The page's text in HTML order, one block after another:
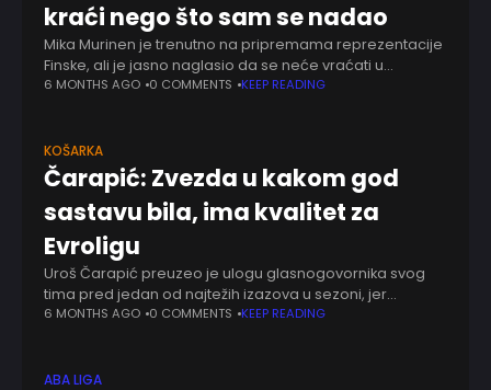
kraći nego što sam se nadao
Mika Murinen je trenutno na pripremama reprezentacije
Finske, ali je jasno naglasio da se neće vraćati u
Beograd. U intervjuu za finske medije istakao je da
6 MONTHS AGO 0 COMMENTS KEEP READING
KOŠARKA
Čarapić: Zvezda u kakom god
sastavu bila, ima kvalitet za
Evroligu
Uroš Čarapić preuzeo je ulogu glasnogovornika svog
tima pred jedan od najtežih izazova u sezoni, jer
čačanski Borac u četvrtfinalu Kup Radivoja Koraća izlazi
6 MONTHS AGO 0 COMMENTS KEEP READING
ABA LIGA